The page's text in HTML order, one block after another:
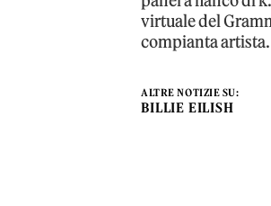
virtuale del
compianta artista.
ALTRE NOTIZIE SU:
BILLIE EILISH